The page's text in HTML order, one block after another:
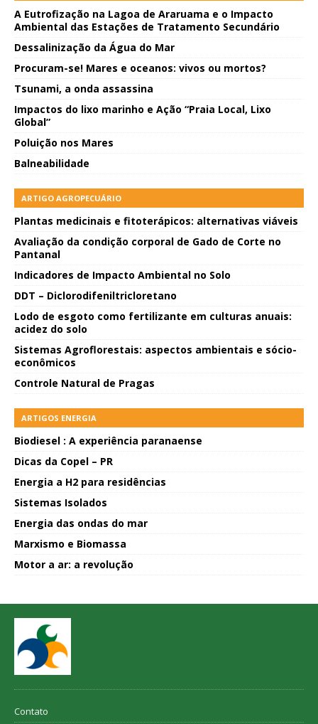
A Eutrofização na Lagoa de Araruama e o Impacto
Ambiental das Estações de Tratamento Secundário
Dessalinização da Água do Mar
Procuram-se! Mares e oceanos: vivos ou mortos?
Tsunami, a onda assassina
Impactos do lixo marinho e Ação “Praia Local, Lixo
Global”
Poluição nos Mares
Balneabilidade
ARTIGO AGROPECUÁRIO
Plantas medicinais e fitoterápicos: alternativas viáveis
Avaliação da condição corporal de Gado de Corte no
Pantanal
Indicadores de Impacto Ambiental no Solo
DDT – Diclorodifeniltricloretano
Lodo de esgoto como fertilizante em culturas anuais:
acidez do solo
Sistemas Agroflorestais: aspectos ambientais e sócio-
econômicos
Controle Natural de Pragas
ARTIGOS ENERGIA
Biodiesel : A experiência paranaense
Dicas da Copel – PR
Energia a H2 para residências
Sistemas Isolados
Energia das ondas do mar
Marxismo e Biomassa
Motor a ar: a revolução
Contato